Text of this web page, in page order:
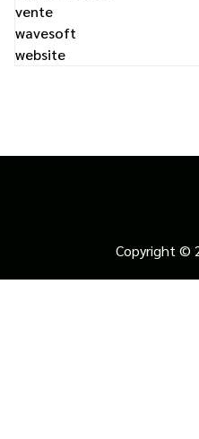
vente
wavesoft
website
Copyright ©